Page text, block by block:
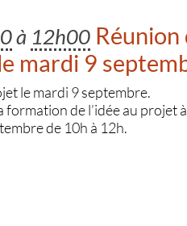
à 12h00
mardi 9
le mardi 9 septembre.
de l’idée au projet
de 10h à 12h.